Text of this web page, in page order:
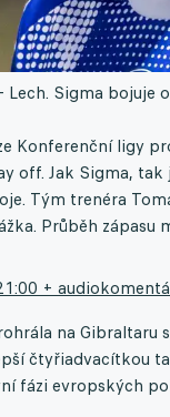
Lech. Sigma
Konferenční ligy
off. Jak Sigma,
Tým trenéra
Průběh zápasu
+
na Gibraltaru
čtyřiadvacítkou
fázi evropských